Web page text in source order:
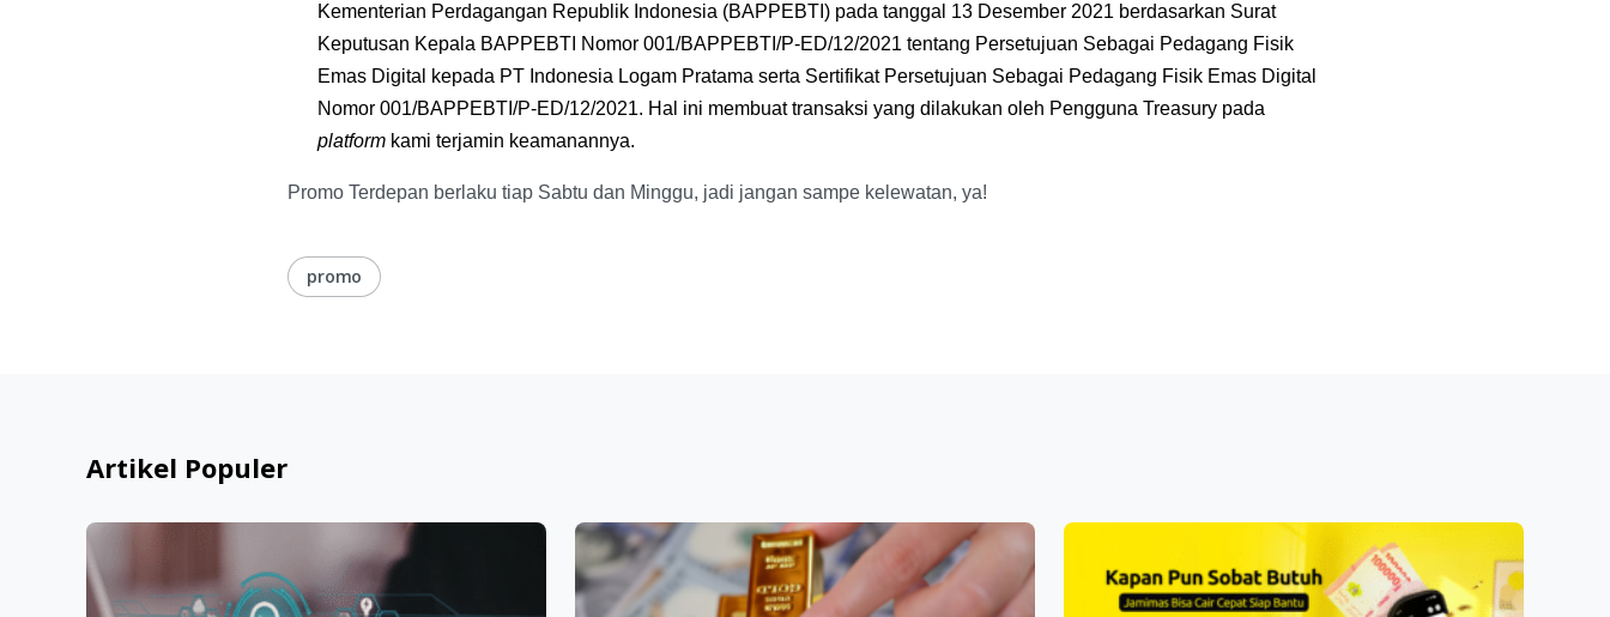
Kementerian Perdagangan Republik Indonesia (BAPPEBTI) pada tanggal 13 Desember 2021 berdasarkan Surat
Keputusan Kepala BAPPEBTI Nomor 001/BAPPEBTI/P-ED/12/2021 tentang Persetujuan Sebagai Pedagang Fisik
Emas Digital kepada PT Indonesia Logam Pratama serta Sertifikat Persetujuan Sebagai Pedagang Fisik Emas Digital
platform kami terjamin keamanannya.
Promo Terdepan berlaku tiap Sabtu dan Minggu, jadi jangan sampe kelewatan, ya!
promo
Artikel Populer